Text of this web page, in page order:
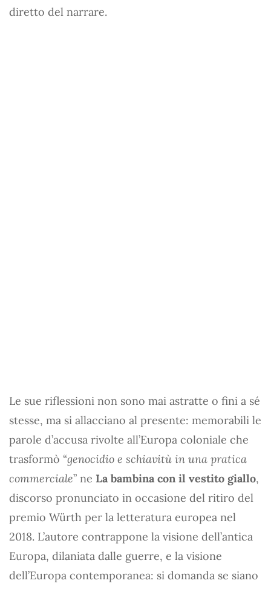
diretto del narrare.
Le sue riflessioni non sono mai astratte o fini a sé
stesse, ma si allacciano al presente: memorabili le
parole d’accusa rivolte all’Europa coloniale che
trasformò “genocidio e schiavitù in una pratica
commerciale” ne La bambina con il vestito giallo,
discorso pronunciato in occasione del ritiro del
premio Würth per la letteratura europea nel
2018. L’autore contrappone la visione dell’antica
Europa, dilaniata dalle guerre, e la visione
dell’Europa contemporanea: si domanda se siano